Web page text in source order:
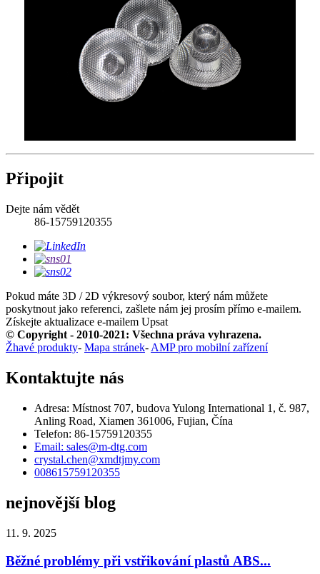
Připojit
Dejte nám vědět
86-15759120355
Pokud máte 3D / 2D výkresový soubor, který nám můžete
poskytnout jako referenci, zašlete nám jej prosím přímo e-mailem.
Získejte aktualizace e-mailem Upsat
© Copyright - 2010-2021: Všechna práva vyhrazena.
Žhavé produkty- Mapa stránek- AMP pro mobilní zařízení
Kontaktujte nás
Adresa: Místnost 707, budova Yulong International 1, č. 987,
Anling Road, Xiamen 361006, Fujian, Čína
Telefon: 86-15759120355
Email: sales@m-dtg.com
crystal.chen@xmdtjmy.com
008615759120355
nejnovější blog
11. 9. 2025
Běžné problémy při vstřikování plastů ABS...